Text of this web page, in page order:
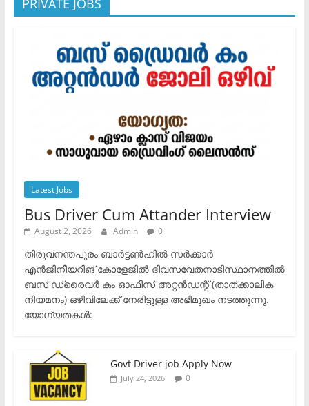
PRIVATE JOBS
Latest Jobs
Bus Driver Cum Attander Interview
August 2, 2026 Admin 0
തിരുവനന്തപുരം ബാർട്ടൺഹിൽ സർക്കാർ
എൻജിനീയറിങ് കോളേജിൽ ദിവസവേതനാടിസ്ഥാനത്തിൽ
ബസ് ഡ്രൈവർ കം ഓഫീസ് അറ്റൻഡന്റ് (താത്ക്കാലിക
നിയമനം) ഒഴിവിലേക്ക് നേരിട്ടുള്ള അഭിമുഖം നടത്തുന്നു.​
യോഗ്യതകൾ:
Govt Driver job Apply Now
July 24, 2026 0